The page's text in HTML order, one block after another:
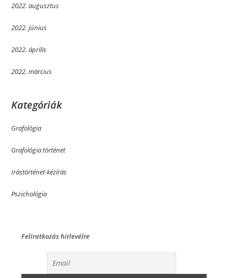
2022. augusztus
2022. június
2022. április
2022. március
Kategóriák
Grafológia
Grafológia történet
Irástörténet-kézírás
Pszichológia
Feliratkozás hírlevélre